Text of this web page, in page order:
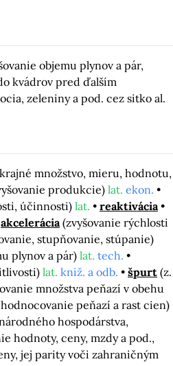
objemu plynov a pár,
kvádrov pred ďalším
zeleniny a pod. cez sitko al.
množstvo, mieru, hodnotu,
produkcie)lat. ekon.
účinnosti) lat.
reaktivácia
akcelerácia (zvyšovanie rýchlosti
stupňovanie, stúpanie)
plynov a pár) lat. tech.
lat. kniž. a odb. špurt (z.
množstva peňazí v obehu
peňazí a rast cien)
hospodárstva,
hodnoty, ceny, mzdy a pod.,
jej parity voči zahraničným